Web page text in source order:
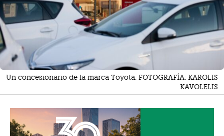
Un concesionario de la marca Toyota. FOTOGRAFÍA: KAROLIS
KAVOLELIS